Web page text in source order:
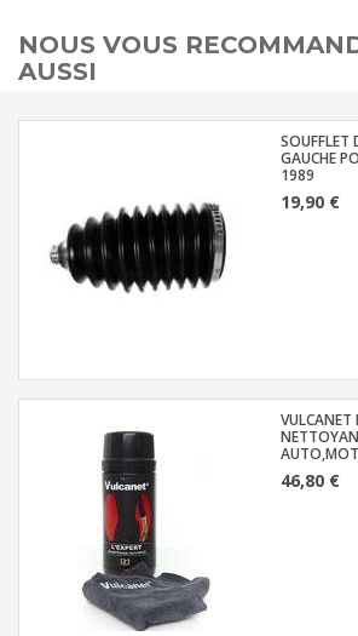
NOUS VOUS
AUSSI
SOUFFLET
GAUCHE
1989
19,90 €
VULCANET
46,80 €